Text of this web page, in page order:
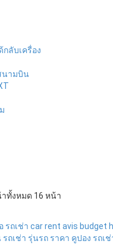
ลับเครื่อง
นามบิน
ทั้งหมด 16 หน้า
รถเช่า car rent avis budget
รถเช่า รุ่นรถ ราคา คูปอง รถเช่